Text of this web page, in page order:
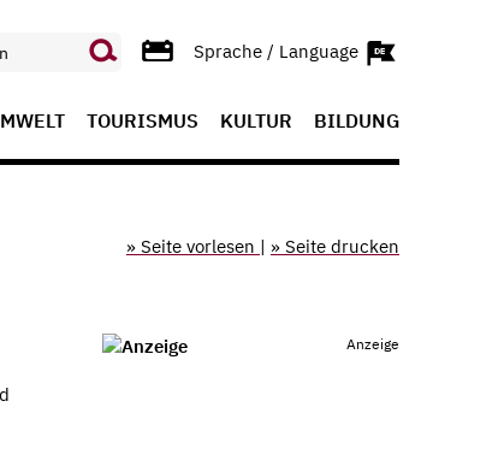
Sprache / Language
TOURISMUS KULTUR BILDUNG
» Seite vorlesen | » Seite drucken
Anzeige